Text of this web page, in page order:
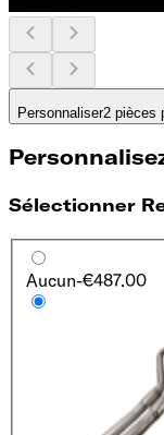
Personnaliser2 pièces
Sélectionner
Aucun-€487.00